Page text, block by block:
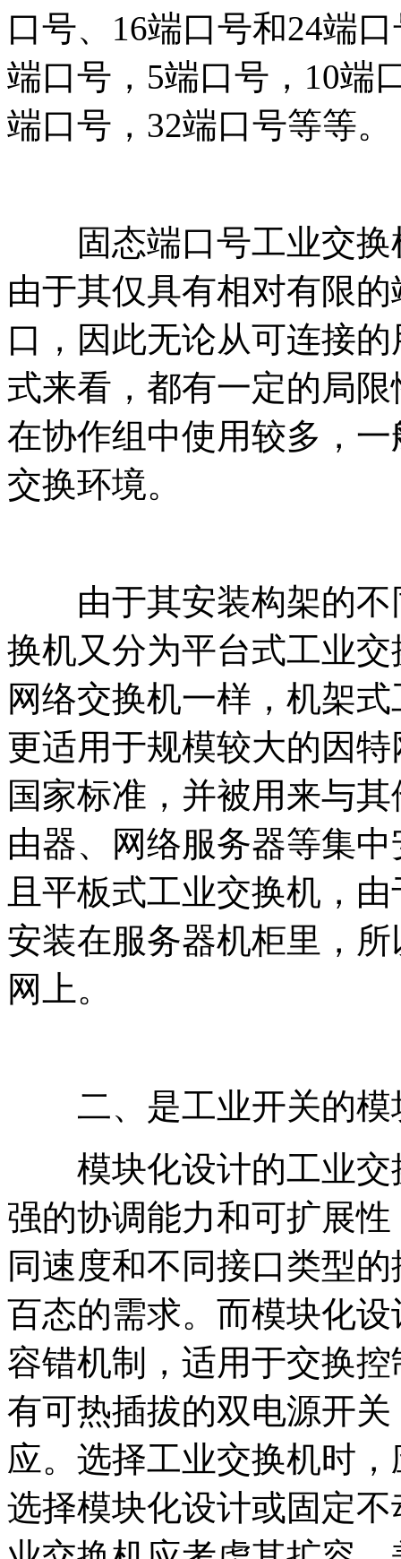
口号、16端口号和24端
端口号，5端口号，10端
端口号，32端口号等等。
固态端口号工业交换
由于其仅具有相对有限
口，因此无论从可连接
式来看，都有一定的局
在协作组中使用较多，
交换环境。
由于其安装构架的不
换机又分为平台式工业
网络交换机一样，机架
更适用于规模较大的因
国家标准，并被用来与
由器、网络服务器等集
且平板式工业交换机，
安装在服务器机柜里，
网上。
二、是工业开关的模
模块化设计的工业交
强的协调能力和可扩展
同速度和不同接口类型
百态的需求。而模块化
容错机制，适用于交换
有可热插拔的双电源开
应。选择工业交换机时
选择模块化设计或固定